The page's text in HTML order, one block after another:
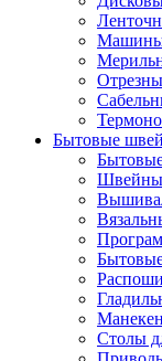
Машины
Бытовые
Столы